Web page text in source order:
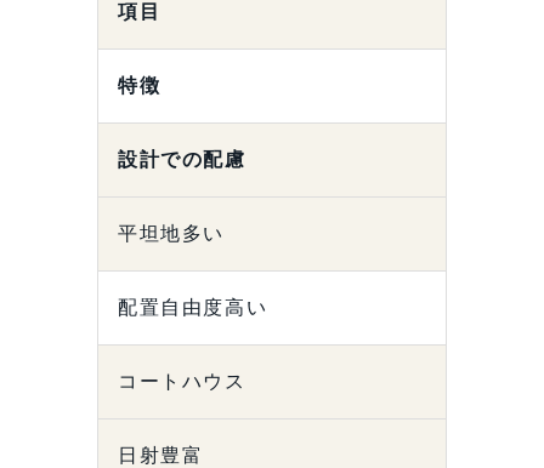
項目
特徴
設計での配慮
平坦地多い
配置自由度高い
コートハウス
日射豊富